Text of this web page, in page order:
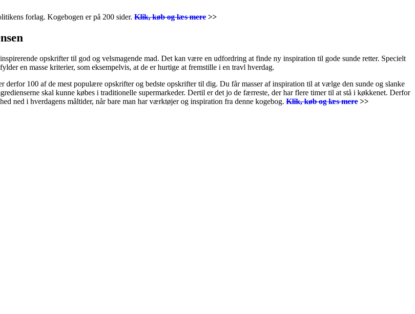
forlag. Kogebogen er på 200 sider. Klik, køb og læs mere >>
opskrifter til god og velsmagende mad. Det kan være en udfordring at finde ny inspiration til gode sunde retter. Specielt
en masse kriterier, som eksempelvis, at de er hurtige at fremstille i en travl hverdag.
derfor 100 af de mest populære opskrifter og bedste opskrifter til dig. Du får masser af inspiration til at vælge den sunde og slanke
skal kunne købes i traditionelle supermarkeder. Dertil er det jo de færreste, der har flere timer til at stå i køkkenet. Derfor
ned i hverdagens måltider, når bare man har værktøjer og inspiration fra denne kogebog. Klik, køb og læs mere >>